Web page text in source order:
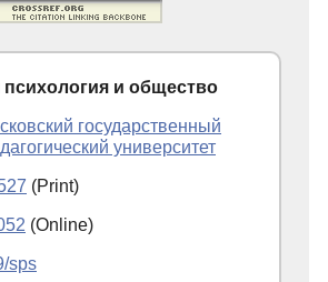
и общество
государственный
университет
(Print)
(Online)
sps